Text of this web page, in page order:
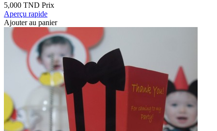
5,000 TND Prix
Aperçu rapide
Ajouter au panier